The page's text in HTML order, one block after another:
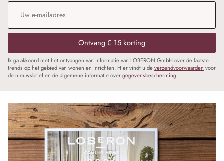
E-mailadres
Ontvang € 15 korting
Ik ga akkoord met het ontvangen van informatie van LOBERON GmbH over de laatste
trends op het gebied van wonen en inrichten. Hier vindt u deverzendvoorwaarden voor
de nieuwsbrief en de algemene informatie overgegevensbescherming.